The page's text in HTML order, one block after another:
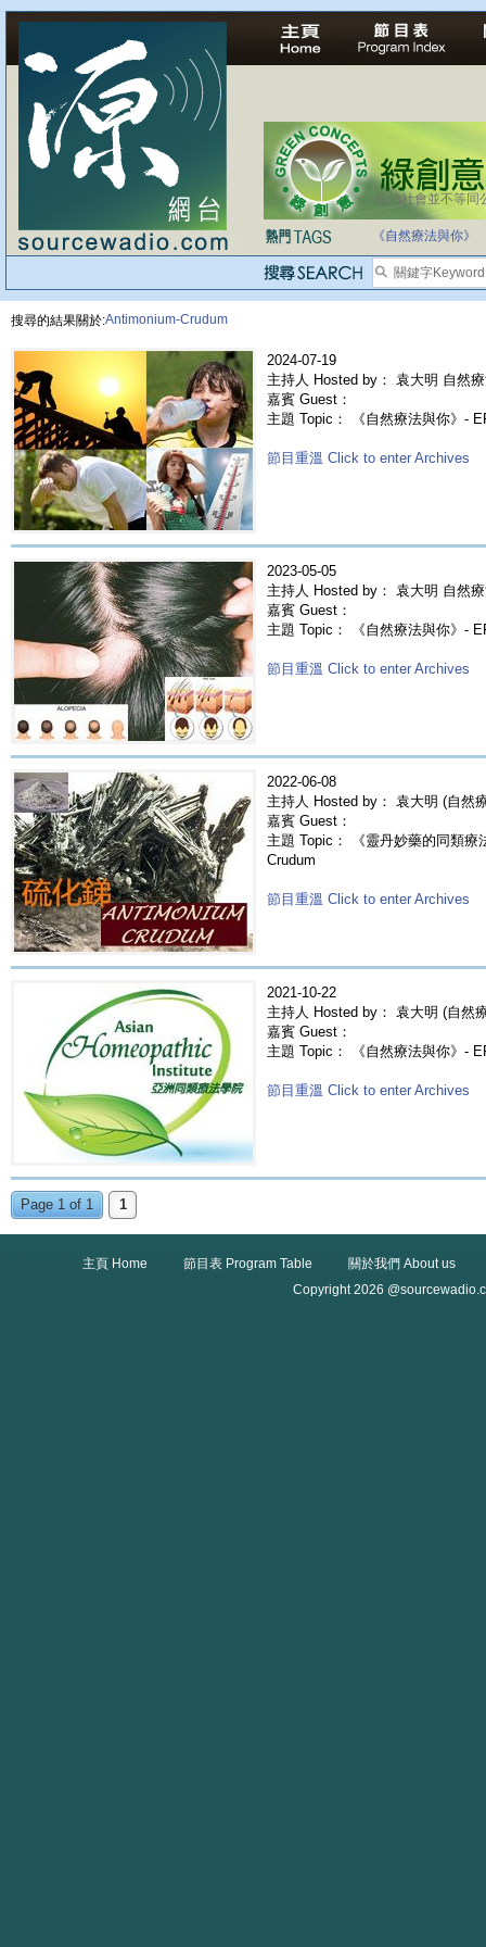
法治社會並不等同
自家教育合法化-
《自然療法與你》
搜尋的結果關於:Antimonium-Crudum
2024-07-19
主持人 Hosted by： 袁大明 自然
嘉賓 Guest：
主題 Topic： 《自然療法與你》-
節目重溫 Click to enter Archives
2023-05-05
主持人 Hosted by： 袁大明 自然
嘉賓 Guest：
主題 Topic： 《自然療法與你》-
節目重溫 Click to enter Archives
2022-06-08
主持人 Hosted by： 袁大明 (自然
嘉賓 Guest：
主題 Topic： 《靈丹妙藥的同類
Crudum
節目重溫 Click to enter Archives
2021-10-22
主持人 Hosted by： 袁大明 (自然
嘉賓 Guest：
主題 Topic： 《自然療法與你》-
節目重溫 Click to enter Archives
Page 1 of 1 1
主頁 Home 節目表 Program Table
關於我們 About us
Copyright 2026